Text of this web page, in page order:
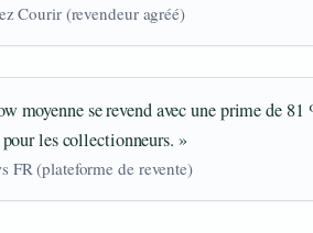
Courir (revendeur agréé)
moyenne se revend avec une prime de
les collectionneurs. »
(plateforme de revente)